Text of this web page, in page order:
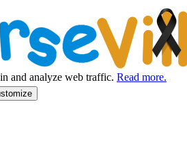
and analyze web traffic. Read more.